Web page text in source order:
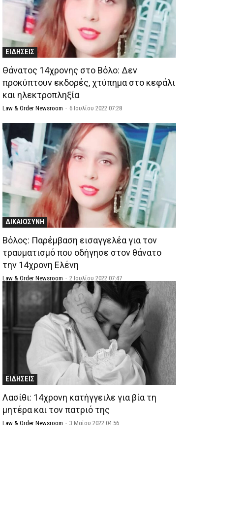
ΕΙΔΗΣΕΙΣ
Θάνατος 14χρονης στο Βόλο: Δεν
προκύπτουν εκδορές, χτύπημα στο κεφάλι
και ηλεκτροπληξία
Law & Order Newsroom - 6 Ιουλίου 2022 07:28
ΔΙΚΑΙΟΣΥΝΗ
Βόλος: Παρέμβαση εισαγγελέα για τον
τραυματισμό που οδήγησε στον θάνατο
την 14χρονη Ελένη
Law & Order Newsroom - 2 Ιουλίου 2022 07:47
ΕΙΔΗΣΕΙΣ
Λασίθι: 14χρονη κατήγγειλε για βία τη
μητέρα και τον πατριό της
Law & Order Newsroom - 3 Μαΐου 2022 04:56